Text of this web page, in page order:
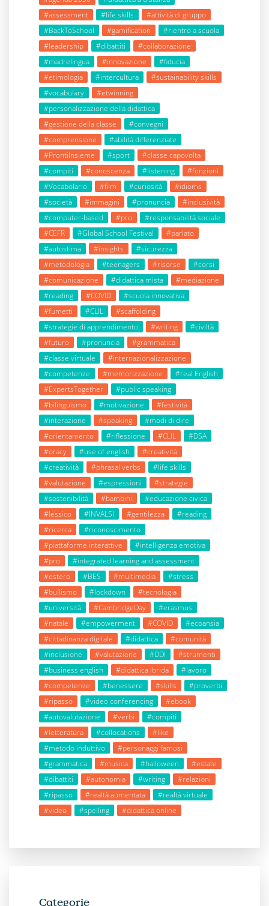
#assessment
#life skills
#attività di gruppo
#BackToSchool
#gamification
#rientro a scuola
#leadership
#dibattiti
#collaborazione
#madrelingua
#innovazione
#fiducia
#etimologia
#intercultura
#sustainability skills
#vocabulary
#etwinning
#personalizzazione della didattica
#gestione della classe
#convegni
#comprensione
#abilità differenziate
#ProntiInsieme
#sport
#classe capovolta
#compiti
#conoscenza #listening
#funzioni
#Vocabolario
#film #curiosità
#idioms
#società
#immagini #pronuncia
#inclusività
#computer-based
#pro
#responsabilità sociale
#CEFR
#Global School Festival
#parlato
#autostima
#insights
#sicurezza
#metodologia
#teenagers #risorse
#corsi
#comunicazione
#didattica mista
#mediazione
#reading
#COVID
#scuola innovativa
#fumetti
#CLIL
#scaffolding
#strategie di apprendimento
#writing
#civiltà
#futuro
#pronuncia
#grammatica
#classe virtuale
#internazionalizzazione
#competenze
#memorizzazione
#real English
#ExpertsTogether
#public speaking
#bilinguismo
#motivazione
#festività
#interazione
#speaking
#modi di dire
#orientamento
#riflessione #CLIL
#DSA
#oracy
#use of english
#creatività
#creatività
#phrasal verbs
#life skills
#valutazione
#espressioni
#strategie
#sostenibilità
#bambini
#educazione civica
#lessico
#INVALSI #gentilezza
#reading
#ricerca
#riconoscimento
#piattaforme interattive
#intelligenza emotiva
#pro
#integrated learning and assessment
#estero
#BES #multimedia
#stress
#bullismo
#lockdown
#tecnologia
#università
#CambridgeDay
#erasmus
#natale
#empowerment #COVID
#ecoansia
#cittadinanza digitale
#didattica
#comunità
#inclusione
#valutazione #DDI
#strumenti
#business english
#didattica ibrida
#lavoro
#competenze
#benessere #skills
#proverbi
#ripasso
#video conferencing
#ebook
#autovalutazione
#verbi
#compiti
#letteratura
#collocations
#like
#metodo induttivo
#personaggi famosi
#grammatica
#musica #halloween
#estate
#dibattiti
#autonomia #writing
#relazioni
#ripasso
#realtà aumentata
#realtà virtuale
#video
#spelling #didattica online
Categorie